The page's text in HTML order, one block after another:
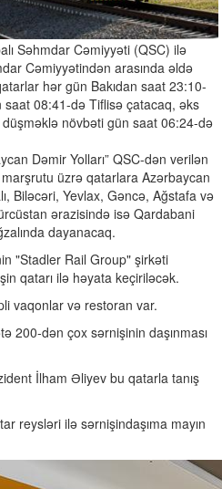
Səhmdar Cəmiyyəti (QSC) ilə
Cəmiyyətindən arasında əldə
hər gün Bakıdan saat 23:10-
08:41-də Tiflisə çatacaq, əks
növbəti gün saat 06:24-də
Dəmir Yolları” QSC-dən verilən
marşrutu üzrə qatarlara Azərbaycan
Biləcəri, Yevlax, Gəncə, Ağstafa və
ərazisində isə Qardabani
dayanacaq.
"Stadler Rail Group" şirkəti
qatarı ilə həyata keçiriləcək.
vaqonlar və restoran var.
200-dən çox sərnişinin daşınması
İlham Əliyev bu qatarla tanış
reysləri ilə sərnişindaşıma mayın